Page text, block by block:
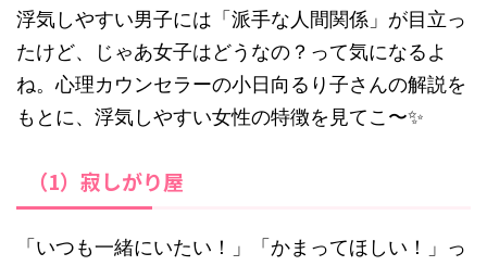
浮気しやすい男子には「派手な人間関係」が目立っ
たけど、じゃあ女子はどうなの？って気になるよ
ね。心理カウンセラーの小日向るり子さんの解説を
もとに、浮気しやすい女性の特徴を見てこ〜✨
（1）寂しがり屋
「いつも一緒にいたい！」「かまってほしい！」っ